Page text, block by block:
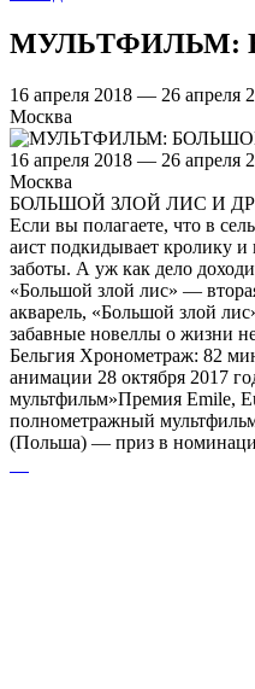
МУЛЬTФИЛЬМ:
16 апреля 2018 — 26 апреля
Москва
16 апреля 2018 — 26 апреля
Москва
БОЛЬШОЙ ЗЛОЙ ЛИС И
Если вы полагаете, что в
аист подкидывает кролику и
заботы. А уж как дело
«Большой злой лис» —
акварель, «Большой злой
забавные новеллы о жизни
Бельгия Хронометраж: 82
анимации 28 октября 2017
мультфильм»Премия Emile,
полнометражный
(Польша) — приз в